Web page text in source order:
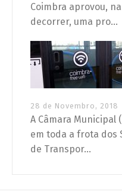
Coimbra aprovou,
decorrer, uma pro...
28 de Novembro, 2018
A Câmara Municipal
em toda a frota dos
de Transpor...